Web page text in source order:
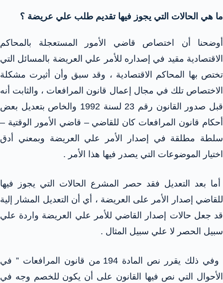
ما هي الحالات التي يجوز فيها تقديم طلب علي عريضة ؟
أوضحنا أن اختصاص قاضي الأمور المستعجلة بالمحاكم
الاقتصادية مقيد في إصداره للأمر علي العريضة بالمسائل التي
تختص بها المحاكم الاقتصادية ، وقد سبق وأن أثيرت مشكلة
الاختصاص تلك في مجال إعمال قانون المرافعات ، والثابت أنه
قبل صدور القانون رقم 23 لسنة 1992 والخاص بتعديل بعض
أحكام قانون المرافعات كان للقاضي – قاضي الأمور الوقتية –
سلطة مطلقة في إصدار الأمر علي العريضة وبمعني أدق
اختيار الموضوعات التي يصدر فيها هذا الأمر .
أما بعد التعديل فقد حصر المشرع الحالات التي يجوز فيها
للقاضي إصدار الأمر على العريضة ، أي أن التعديل المشار إلية
قد جعل حالات إصدار القاضي للأمر علي العريضة واردة علي
سبيل الحصر لا علي سبيل المثال .
وفي ذلك يقرر نص المادة 194 من قانون المرافعات ” في
الأحوال التي نص فيها القانون على أن يكون للخصم وجه في